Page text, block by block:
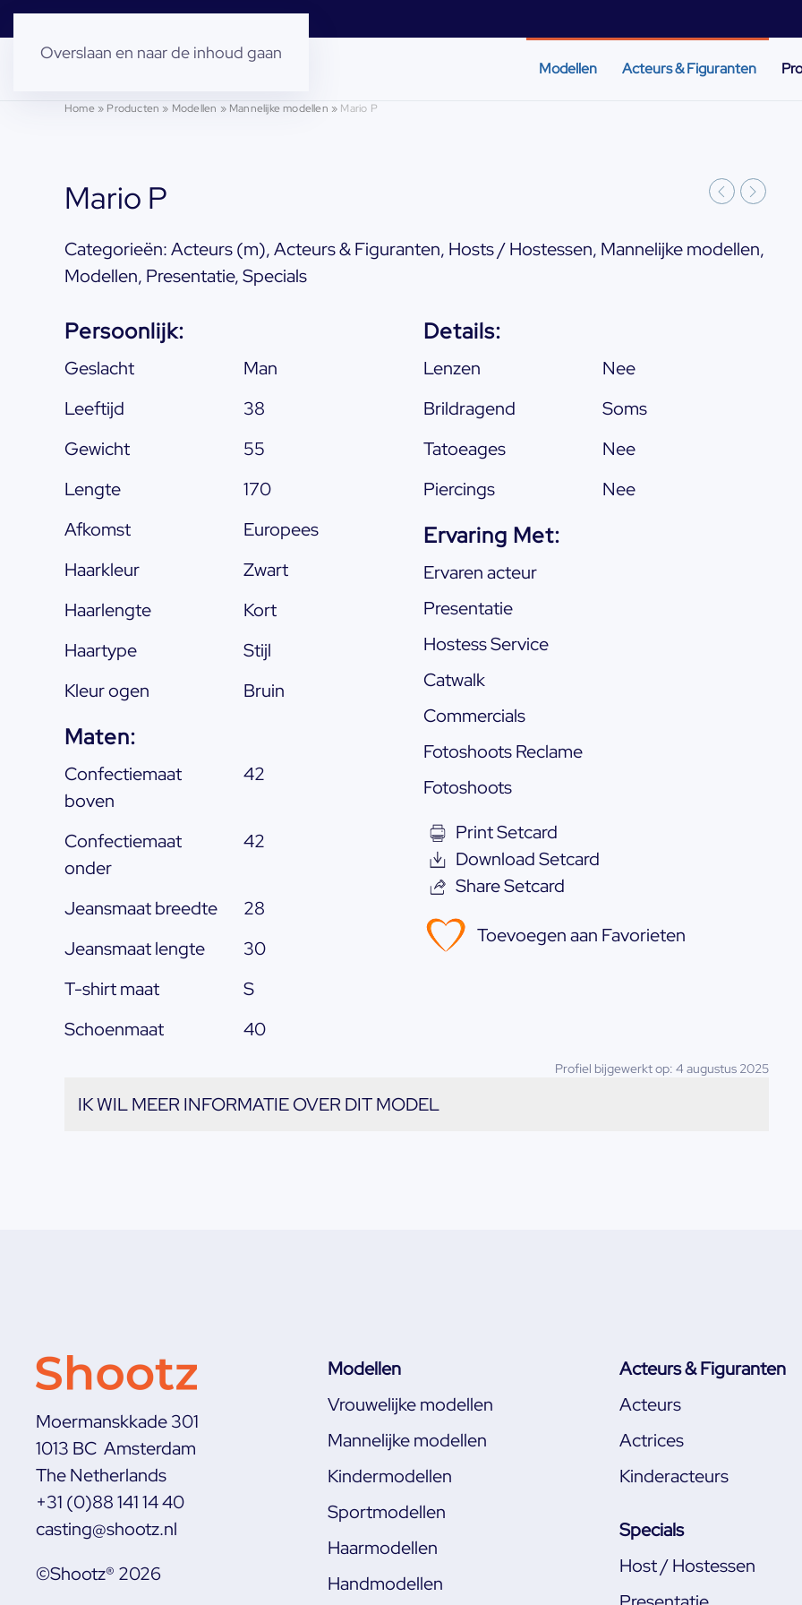
Overslaan en naar de inhoud gaan
Modellen Acteurs & Figuranten
Home» Producten » Modellen » Mannelijke modellen » Mario P
Mario P
Categorieën:Acteurs (m),Acteurs & Figuranten, Hosts / Hostessen, Mannelijke modellen,
Modellen, Presentatie,Specials
Persoonlijk:
Geslacht
Man
Leeftijd
38
Gewicht
55
Lengte
170
Afkomst
Europees
Haarkleur
Zwart
Haarlengte
Kort
Haartype
Stijl
Kleur ogen
Bruin
Maten:
Confectiemaat
boven
42
Confectiemaat
onder
42
Jeansmaat breedte
28
Jeansmaat lengte
30
T-shirt maat
S
Schoenmaat
40
Details:
Lenzen
Nee
Brildragend
Soms
Tatoeages
Nee
Piercings
Nee
Ervaring Met:
Ervaren acteur
Presentatie
Hostess Service
Catwalk
Commercials
Fotoshoots Reclame
Fotoshoots
Print Setcard
Download Setcard
Share Setcard
Toevoegen aan Favorieten
Profiel bijgewerkt op: 4 augustus 2025
IK WIL MEER INFORMATIE OVER DIT MODEL
Moermanskkade 301
1013 BC Amsterdam
The Netherlands
+31 (0)88 141 14 40
casting@shootz.nl
©Shootz® 2026
Modellen
Vrouwelijke modellen
Mannelijke modellen
Kindermodellen
Sportmodellen
Haarmodellen
Handmodellen
Acteurs & Figuranten
Acteurs
Actrices
Kinderacteurs
Specials
Host / Hostessen